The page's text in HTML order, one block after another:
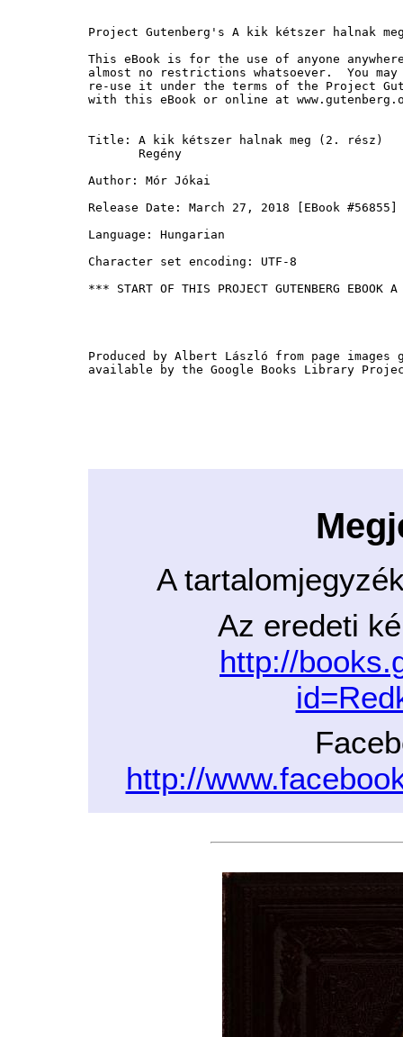
Project Gutenberg's A kik kétszer halnak
This eBook is for the use of anyone
almost no restrictions whatsoever.  You
re-use it under the terms of the Project
with this eBook or online at
Title: A kik kétszer halnak meg (2. rész)
       Regény
Author: Mór Jókai
Release Date: March 27, 2018 [EBook #56855]
Language: Hungarian
Character set encoding: UTF-8
*** START OF THIS PROJECT GUTENBERG
Produced by Albert László from page images
available by the Google Books Library
A
Az eredeti
http://
http://